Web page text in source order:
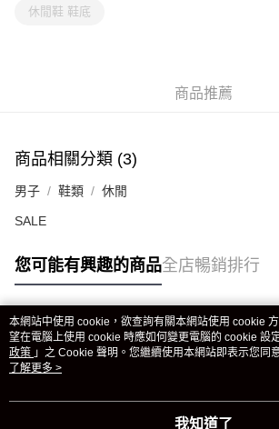
休閒鞋 鞋底
商品推薦
商品相關分類 (3)
男子 鞋類 休閒
SALE
您可能有興趣的商品全店暢銷排行
熱門標籤
熱銷排行
本網站中使用 cookie，欲查詢有關本網站使用 cookie
望在電腦上使用 cookie 時應如何變更電腦的 cookie 設
政策 」之 Cookie 聲明。您繼續使用本網站即表示您同
條款之 Cookie 聲明使用 cookie。
了解更多 >
我知道了